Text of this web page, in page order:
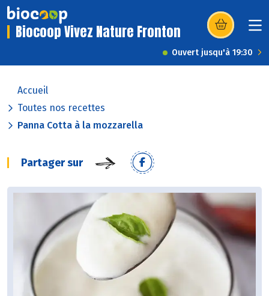
Biocoop Vivez Nature Fronton (s’ouvre dans
Ouvert jusqu'à 19:30
Accueil
Toutes nos recettes
Panna Cotta à la mozzarella
Partager sur